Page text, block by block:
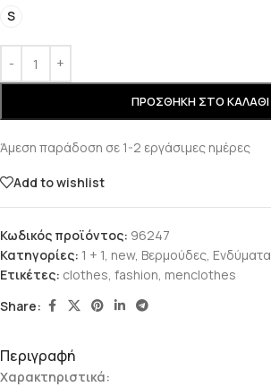
S
ΠΡΟΣΘΉΚΗ ΣΤΟ ΚΑΛΆΘΙ
Άμεση παράδοση σε 1-2 εργάσιμες ημέρες
Add to wishlist
Κωδικός προϊόντος: 96247
Κατηγορίες: 1 + 1, new, Βερμούδες, Ενδύματα
Ετικέτες: clothes, fashion, menclothes
Share:
Περιγραφή
Χαρακτηριστικά: